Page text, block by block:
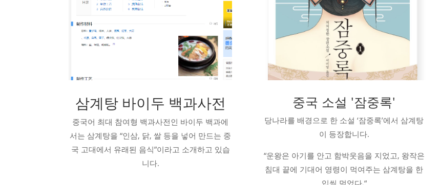
삼계탕 바이두 백과사전
중국어 최대 참여형 백과사전인 바이두 백과에
서는 삼계탕을 “인삼, 닭, 쌀 등을 넣어 만드는 중
국 고대에서 유래된 음식”이라고 소개하고 있습
니다.
중국 소설 '잠중록'
당나라를 배경으로 한 소설 ‘잠중록’에서 삼계탕
이 등장합니다.
“운왕은 아기를 안고 함박웃음을 지었고, 왕작은
침대 끝에 기대어 영령이 먹여주는 삼계탕을 한